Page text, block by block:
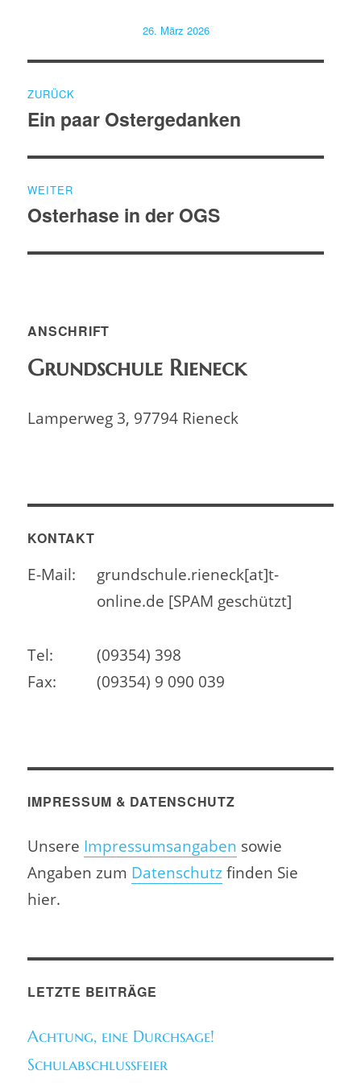
Veröffentlicht
26. März 2026
ZURÜCK
Vorheriger
Ein paar Ostergedanken
WEITER
Nächster
Osterhase in der OGS
ANSCHRIFT
Grundschule Rieneck
Lamperweg 3, 97794 Rieneck
KONTAKT
E-Mail:
grundschule.rieneck[at]t-
online.de [SPAM geschützt]
Tel:
(09354) 398
Fax:
(09354) 9 090 039
IMPRESSUM & DATENSCHUTZ
Unsere Impressumsangaben sowie
Angaben zum Datenschutzfinden Sie
hier.
LETZTE BEITRÄGE
Achtung, eine Durchsage!
Schulabschlussfeier